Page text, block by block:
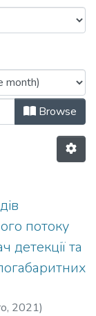
Browse
потоку
детекції та
, 2021)